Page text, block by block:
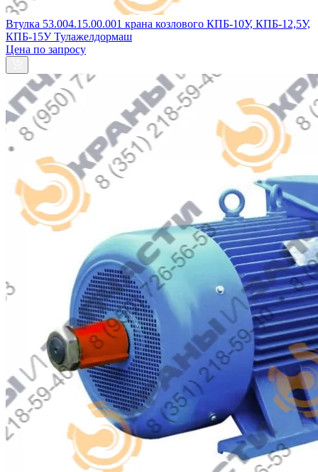
Втулка 53.004.15.00.001 крана козлового КПБ-10У, КПБ-12,5У,
КПБ-15У Тулажелдормаш
Цена по запросу